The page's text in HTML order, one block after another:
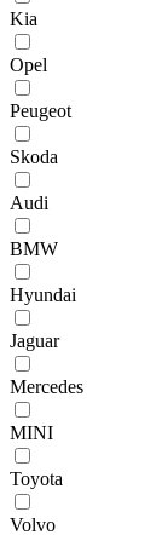
Kia
Opel
Peugeot
Skoda
Audi
BMW
Hyundai
Jaguar
Mercedes
MINI
Toyota
Volvo